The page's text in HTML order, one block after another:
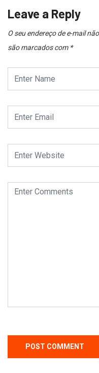
Leave a Reply
O seu endereço de e-mail
são marcados com *